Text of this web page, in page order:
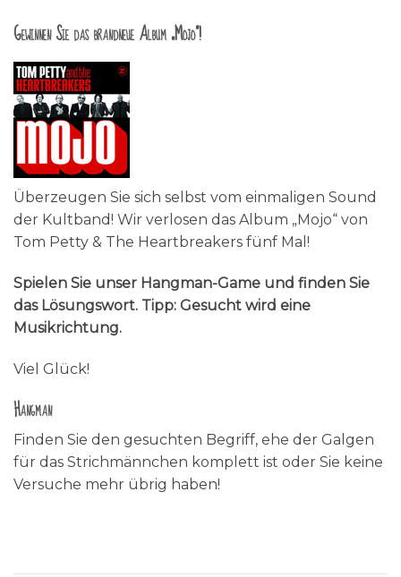
Gewinnen Sie das brandneue Album „Mojo“!
Überzeugen Sie sich selbst vom einmaligen Sound
der Kultband! Wir verlosen das Album „Mojo“ von
Tom Petty & The Heartbreakers fünf Mal!
Spielen Sie unser Hangman-Game und finden Sie
das Lösungswort. Tipp: Gesucht wird eine
Musikrichtung.
Viel Glück!
Hangman
Finden Sie den gesuchten Begriff, ehe der Galgen
für das Strichmännchen komplett ist oder Sie keine
Versuche mehr übrig haben!